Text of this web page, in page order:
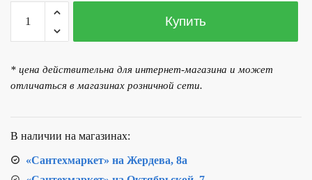
190.00 р..
Количество
товара
Лоток
пластиковый
со
Купить
* цена действительна для интернет-магазина и может
отличаться в магазинах розничной сети.
В наличии на магазинах:
«Сантехмаркет» на Жердева, 8а